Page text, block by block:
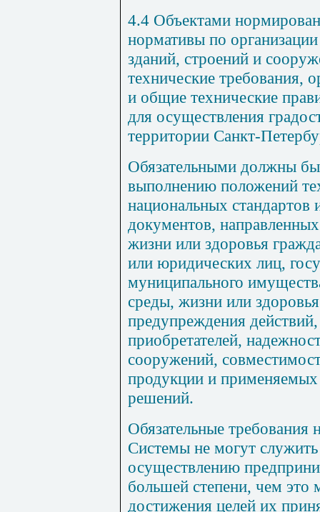
4.4 Объектами
нормативы по
зданий, строений и
технические требования,
и общие технические
для осуществления
территории Санкт-
Обязательными должны
выполнению положений
национальных
документов,
жизни или здоровья
или юридических лиц,
муниципального
среды, жизни или
предупреждения
приобретателей,
сооружений,
продукции и применяемых
решений.
Обязательные
Системы не могут
осуществлению
большей степени, чем
достижения целей их